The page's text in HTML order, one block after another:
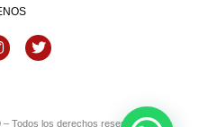
Todos los derechos reservados